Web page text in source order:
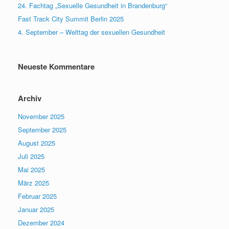
24. Fachtag „Sexuelle Gesundheit in Brandenburg“
Fast Track City Summit Berlin 2025
4. September – Welttag der sexuellen Gesundheit
Neueste Kommentare
Archiv
November 2025
September 2025
August 2025
Juli 2025
Mai 2025
März 2025
Februar 2025
Januar 2025
Dezember 2024